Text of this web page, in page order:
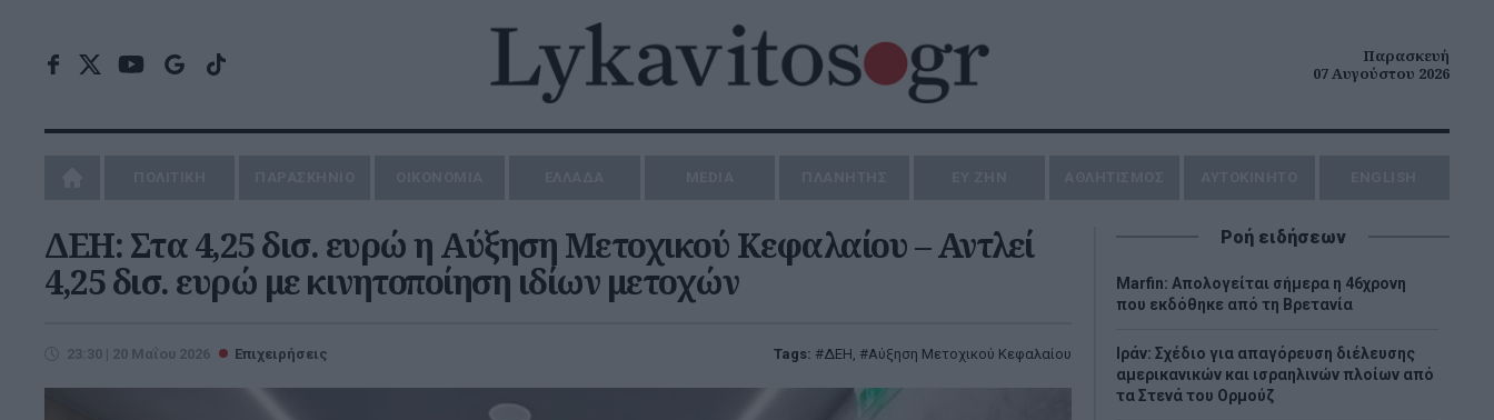
Παρασκευή
07 Αυγούστου 2026
ΔΕΗ: Στα 4,25 δισ. ευρώ η Αύξηση Μετοχικού Κεφαλαίου – Αντλεί
4,25 δισ. ευρώ με κινητοποίηση ιδίων μετοχών
23:30 | 20 Μαΐου 2026 Επιχειρήσεις Tags: ΔΕΗ, Αύξηση Μετοχικού Κεφαλαίου
Ροή ειδήσεων
Marfin: Απολογείται σήμερα η 46χρονη
που εκδόθηκε από τη Βρετανία
Ιράν: Σχέδιο για απαγόρευση διέλευσης
αμερικανικών και ισραηλινών πλοίων από
τα Στενά του Ορμούζ